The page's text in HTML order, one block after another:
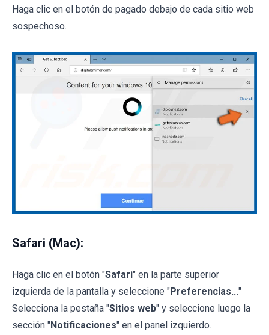
Haga clic en el botón de pagado debajo de cada sitio web
sospechoso.
Safari (Mac):
Haga clic en el botón "Safari" en la parte superior
izquierda de la pantalla y seleccione "Preferencias..."
Selecciona la pestaña "Sitios web" y seleccione luego la
sección "Notificaciones" en el panel izquierdo.